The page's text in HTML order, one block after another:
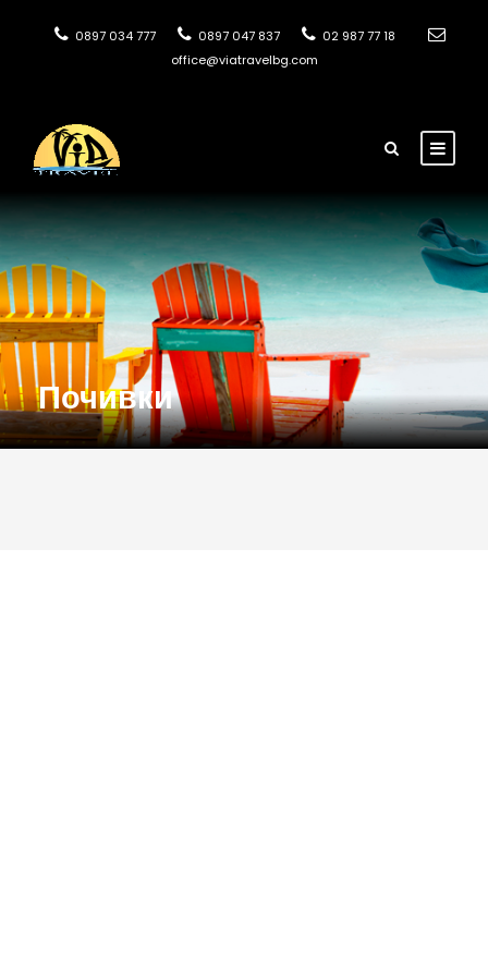
0897 034 777 0897 047 837
02 987 77 18
office@viatravelbg.com
Почивки